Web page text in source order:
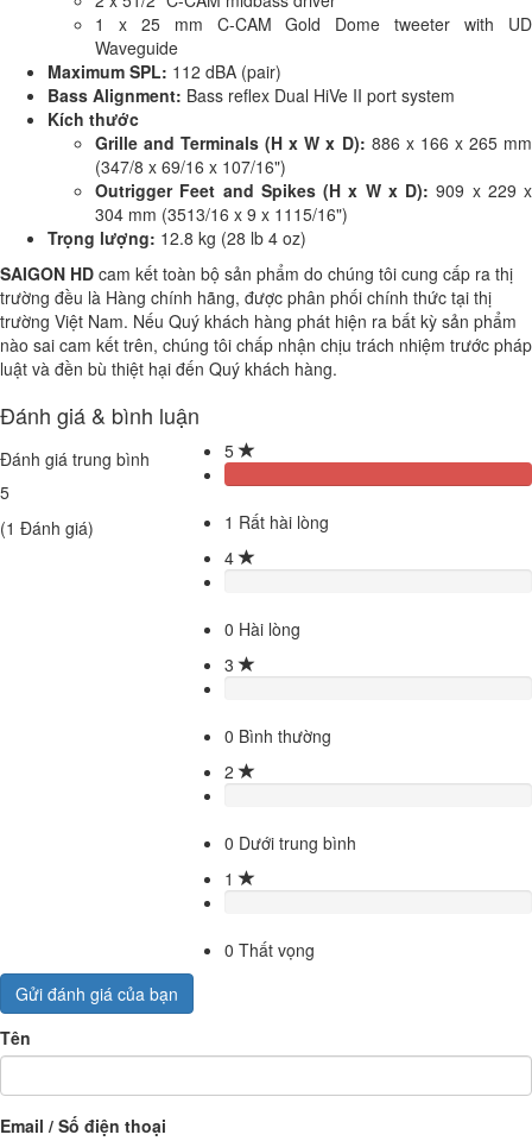
1 x 25 mm C-CAM Gold Dome tweeter with UD
Waveguide
Maximum SPL: 112 dBA (pair)
Bass Alignment: Bass reflex Dual HiVe II port system
Kích thước
Grille and Terminals (H x W x D): 886 x 166 x 265 mm
(347/8 x 69/16 x 107/16")
Outrigger Feet and Spikes (H x W x D): 909 x 229 x
304 mm (3513/16 x 9 x 1115/16")
Trọng lượng: 12.8 kg (28 lb 4 oz)
SAIGON HD cam kết toàn bộ sản phẩm do chúng tôi cung cấp ra thị
trường đều là Hàng chính hãng, được phân phối chính thức tại thị
trường Việt Nam. Nếu Quý khách hàng phát hiện ra bất kỳ sản phẩm
nào sai cam kết trên, chúng tôi chấp nhận chịu trách nhiệm trước pháp
luật và đền bù thiệt hại đến Quý khách hàng.
Đánh giá & bình luận
Đánh giá trung bình
5
(1 Đánh giá)
5
1 Rất hài lòng
4
0 Hài lòng
3
0 Bình thường
2
0 Dưới trung bình
1
0 Thất vọng
Gửi đánh giá của bạn
Tên
Email / Số điện thoại